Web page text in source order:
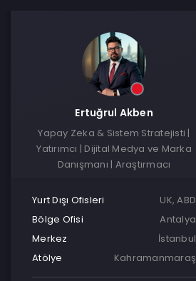
Ertuğrul Akben
Yapay Zeka & Sistem Stratejisti |
Yatırımcı | Dijital Medya ve Marka
Danışmanı | Araştırmacı
Yurt Dışı Ofisleri
UK, ABD
Bölge Ofisi
Antalya
Merkez
İstanbul
Atölye
Kahramanmaraş